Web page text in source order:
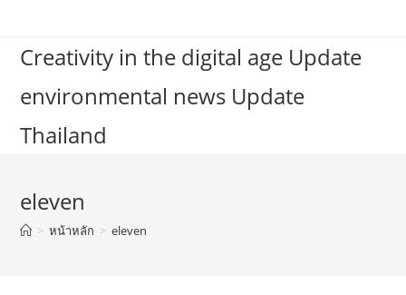
contentCreativity in the digital age Update
environmental news Update
Thailand
eleven
> หน้าหลัก > eleven